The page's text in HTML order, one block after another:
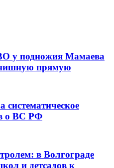
у подножия Мамаева
прямую
систематическое
о ВС РФ
в Волгограде
и детсадов к